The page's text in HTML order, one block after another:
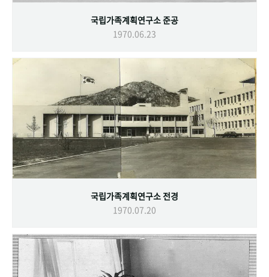
국립가족계획연구소 준공
1970.06.23
국립가족계획연구소 전경
1970.07.20